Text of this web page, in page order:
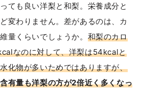
ても良い洋梨と和梨。栄養成分と
変わりません。差があるのは、カ
量くらいでしょうか。 和梨のカロ
なのに対して、洋梨は54kcalと
化物が多いためではありますが、
有量も洋梨の方が2倍近く多くなっ